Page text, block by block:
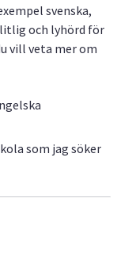
svenska,
och lyhörd för
vill veta mer om
som jag söker